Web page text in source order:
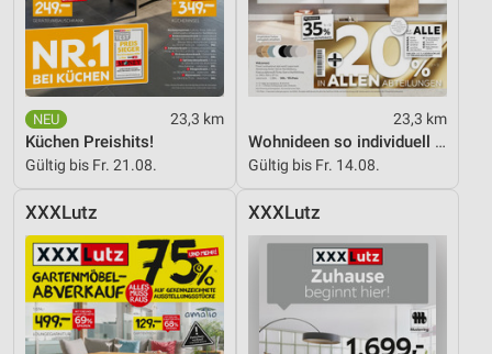
23,3 km
Küchen Preishits!
Gültig bis Fr. 21.08.
23,3 km
Wohnideen so individuell wie du!
Gültig bis Fr. 14.08.
XXXLutz XXXLutz